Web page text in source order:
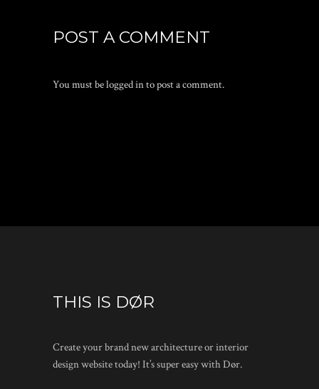
POST A COMMENT
You must belogged into post a comment.
THIS IS DØR
Create your brand new architecture or interior
design website today! It’s super easy with Dør.